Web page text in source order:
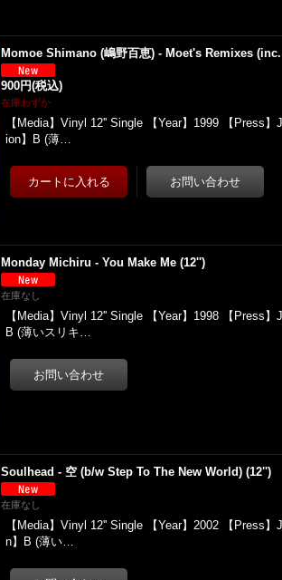
Momoe Shimano (嶋野百恵) - Moet's Remixes
900円(税込)
在庫わずか
【Media】Vinyl 12'' Single 【Year】1999 【Press
ion】B (薄…
Monday Michiru - You Make Me (12'')
在庫なし
【Media】Vinyl 12'' Single 【Year】1998 【Press
B (薄いスリキ…
Soulhead - 空 (b/w Step To The New World) (12'')
在庫なし
【Media】Vinyl 12'' Single 【Year】2002 【Press
n】B (薄い…